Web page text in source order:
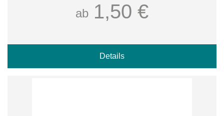
ab 1,50 €
Details